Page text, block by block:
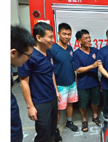
育
下
載
專
區
民
力
園
地